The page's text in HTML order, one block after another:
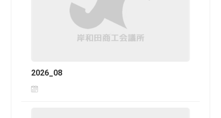
2026_08